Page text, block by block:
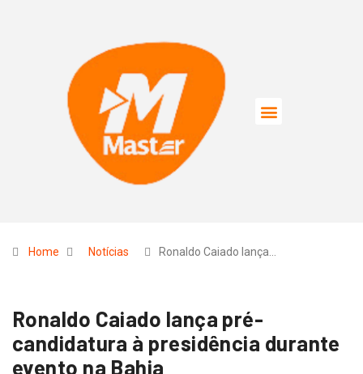
Home Notícias Ronaldo Caiado lança…
Ronaldo Caiado lança pré-
candidatura à presidência durante
evento na Bahia